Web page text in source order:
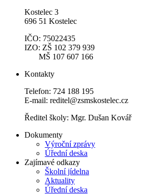
Kostelec 3
696 51 Kostelec
IČO: 75022435
IZO: ZŠ 102 379 939
MŠ 107 607 166
Kontakty
Telefon: 724 188 195
E-mail: reditel@zsmskostelec.cz
Ředitel školy: Mgr. Dušan Kovář
Dokumenty
Výroční zprávy
Úřední deska
Zajímavé odkazy
Školní jídelna
Aktuality
Úřední deska